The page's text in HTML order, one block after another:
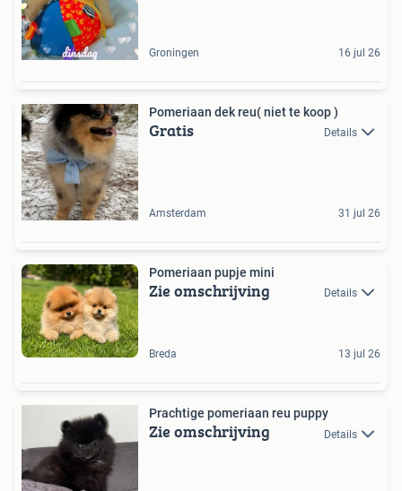
Groningen 16 jul 26
Pomeriaan dek reu( niet te koop )
Gratis Details
Amsterdam 31 jul 26
Pomeriaan pupje mini
Zie omschrijving Details
Breda 13 jul 26
Prachtige pomeriaan reu puppy
Zie omschrijving Details